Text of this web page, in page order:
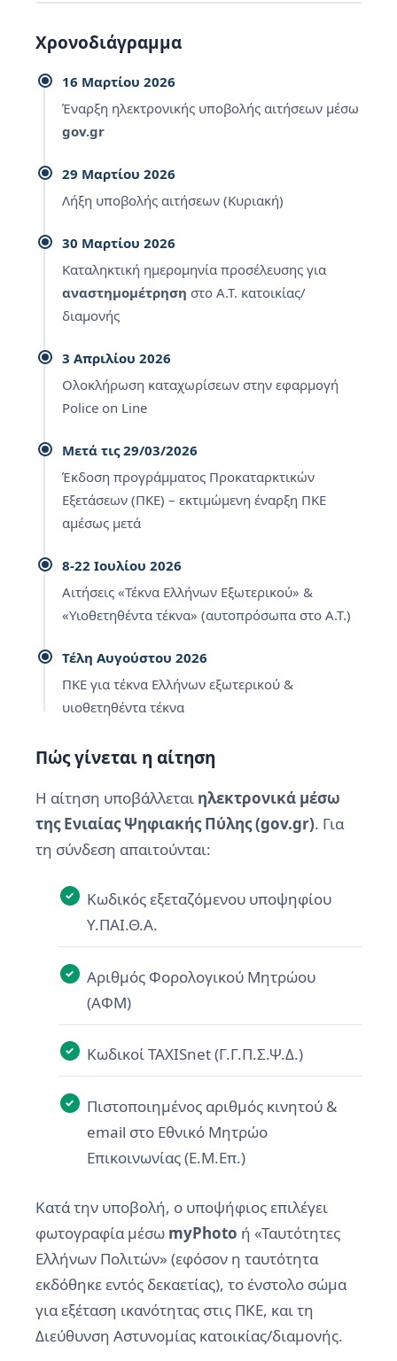
Χρονοδιάγραμμα
16 Μαρτίου 2026
Έναρξη ηλεκτρονικής υποβολής αιτήσεων μέσω
gov.gr
29 Μαρτίου 2026
Λήξη υποβολής αιτήσεων (Κυριακή)
30 Μαρτίου 2026
Καταληκτική ημερομηνία προσέλευσης για
αναστημομέτρηση στο Α.Τ. κατοικίας/
διαμονής
3 Απριλίου 2026
Ολοκλήρωση καταχωρίσεων στην εφαρμογή
Police on Line
Μετά τις 29/03/2026
Έκδοση προγράμματος Προκαταρκτικών
Εξετάσεων (ΠΚΕ) – εκτιμώμενη έναρξη ΠΚΕ
αμέσως μετά
8-22 Ιουλίου 2026
Αιτήσεις «Τέκνα Ελλήνων Εξωτερικού» &
«Υιοθετηθέντα τέκνα» (αυτοπρόσωπα στο Α.Τ.)
Τέλη Αυγούστου 2026
ΠΚΕ για τέκνα Ελλήνων εξωτερικού &
υιοθετηθέντα τέκνα
Πώς γίνεται η αίτηση
Η αίτηση υποβάλλεται ηλεκτρονικά μέσω
της Ενιαίας Ψηφιακής Πύλης (gov.gr). Για
τη σύνδεση απαιτούνται:
Κωδικός εξεταζόμενου υποψηφίου
Υ.ΠΑΙ.Θ.Α.
Αριθμός Φορολογικού Μητρώου
(ΑΦΜ)
Κωδικοί TAXISnet (Γ.Γ.Π.Σ.Ψ.Δ.)
Πιστοποιημένος αριθμός κινητού &
email στο Εθνικό Μητρώο
Επικοινωνίας (Ε.Μ.Επ.)
Κατά την υποβολή, ο υποψήφιος επιλέγει
φωτογραφία μέσω myPhoto ή «Ταυτότητες
Ελλήνων Πολιτών» (εφόσον η ταυτότητα
εκδόθηκε εντός δεκαετίας), το ένστολο σώμα
για εξέταση ικανότητας στις ΠΚΕ, και τη
Διεύθυνση Αστυνομίας κατοικίας/διαμονής.